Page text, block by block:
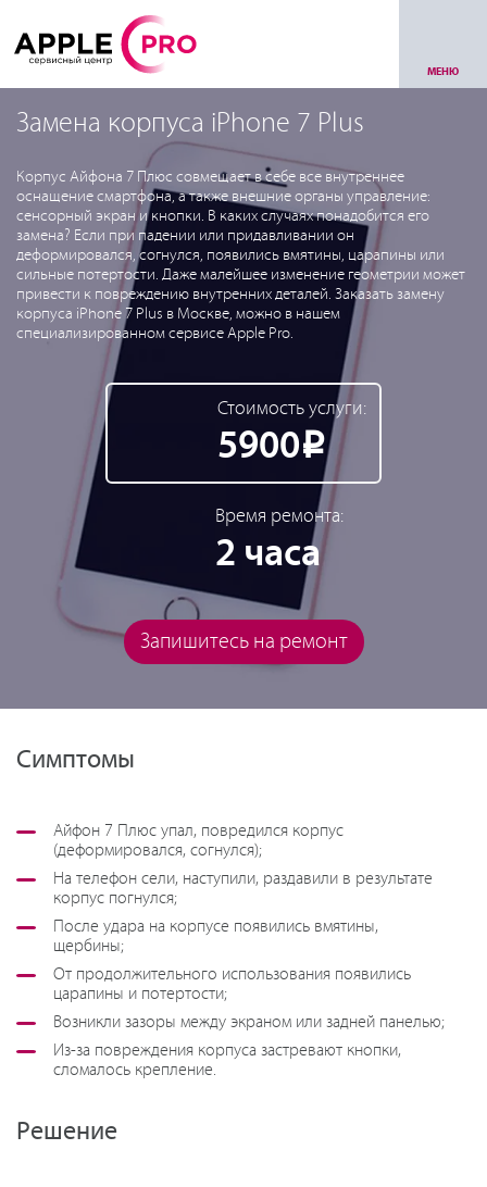
МЕНЮ
Замена корпуса iPhone 7 Plus
Корпус Айфона 7 Плюс совмещает в себе все внутреннее
оснащение смартфона, а также внешние органы управление:
сенсорный экран и кнопки. В каких случаях понадобится его
замена? Если при падении или придавливании он
деформировался, согнулся, появились вмятины, царапины или
сильные потертости. Даже малейшее изменение геометрии может
привести к повреждению внутренних деталей. Заказать замену
корпуса iPhone 7 Plus в Москве, можно в нашем
специализированном сервисе Apple Pro.
Стоимость услуги:
5900Р
Время ремонта:
2 часа
Запишитесь на ремонт
Симптомы
Айфон 7 Плюс упал, повредился корпус
(деформировался, согнулся);
На телефон сели, наступили, раздавили в результате
корпус погнулся;
После удара на корпусе появились вмятины,
щербины;
От продолжительного использования появились
царапины и потертости;
Возникли зазоры между экраном или задней панелью;
Из-за повреждения корпуса застревают кнопки,
сломалось крепление.
Решение